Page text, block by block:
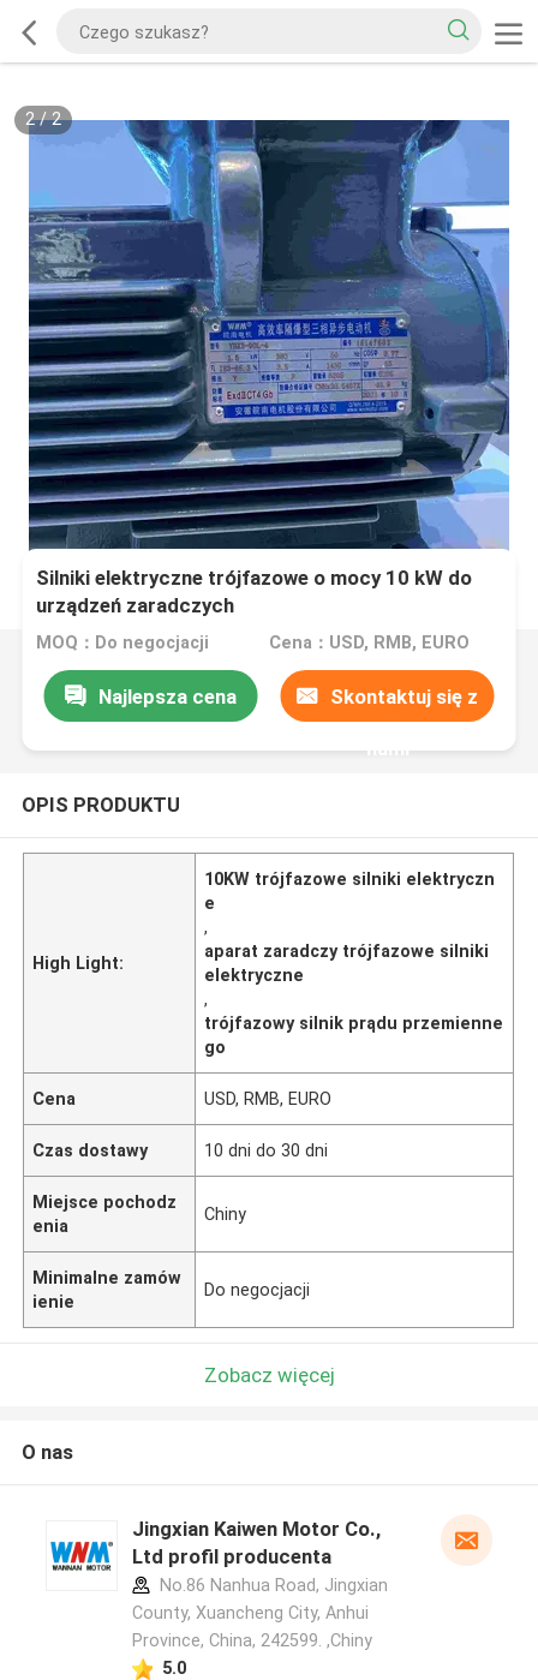
2/2
Silniki elektryczne trójfazowe o mocy 10 kW do
urządzeń zaradczych
MOQ：Do negocjacji Cena：USD, RMB, EURO
Najlepsza cena Skontaktuj się z
nami
OPIS PRODUKTU
High Light:
10KW trójfazowe silniki elektryczn
e
,
aparat zaradczy trójfazowe silniki
elektryczne
,
trójfazowy silnik prądu przemienne
go
Cena USD, RMB, EURO
Czas dostawy 10 dni do 30 dni
Miejsce pochodz
enia
Chiny
Minimalne zamów
ienie
Do negocjacji
Zobacz więcej
O nas
Jingxian Kaiwen Motor Co.,
Ltd profil producenta
No.86 Nanhua Road, Jingxian
County, Xuancheng City, Anhui
Province, China, 242599. ,Chiny
5.0